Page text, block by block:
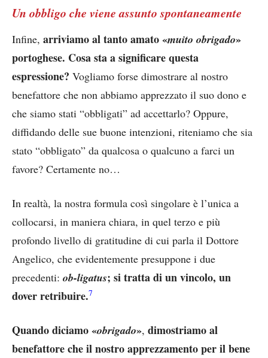
Un obbligo che viene assunto spontaneamente
Infine, arriviamo al tanto amato «muito obrigado»
portoghese. Cosa sta a significare questa
espressione? Vogliamo forse dimostrare al nostro
benefattore che non abbiamo apprezzato il suo dono e
che siamo stati “obbligati” ad accettarlo? Oppure,
diffidando delle sue buone intenzioni, riteniamo che sia
stato “obbligato” da qualcosa o qualcuno a farci un
favore? Certamente no…
In realtà, la nostra formula così singolare è l’unica a
collocarsi, in maniera chiara, in quel terzo e più
profondo livello di gratitudine di cui parla il Dottore
Angelico, che evidentemente presuppone i due
precedenti: ob-ligatus; si tratta di un vincolo, un
dover retribuire.7
Quando diciamo «obrigado», dimostriamo al
benefattore che il nostro apprezzamento per il bene